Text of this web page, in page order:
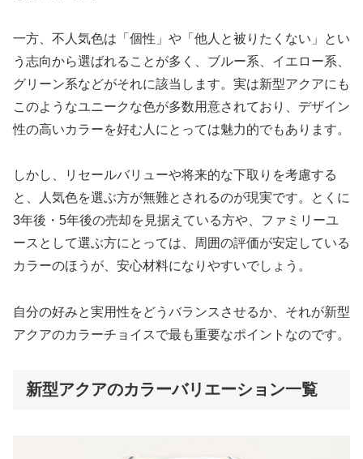
一方、不人気色は「個性」や「他人と被りたくない」とい
う志向から選ばれることが多く、ブルー系、イエロー系、
グリーン系などがそれに該当します。実は新型アクアにも
このようなユニークな色が多数用意されており、デザイン
性の高いカラーを好む人にとっては魅力的でもあります。
しかし、リセールバリューや将来的な下取りを考慮する
と、人気色を選ぶ方が無難とされるのが現実です。とくに
3年後・5年後の売却を見据えている方や、ファミリーユ
ースとして選ぶ方にとっては、周囲の評価が安定している
カラーのほうが、安心材料になりやすいでしょう。
自分の好みと実用性をどうバランスさせるか、それが新型
アクアのカラーチョイスで最も重要なポイントなのです。
新型アクアのカラーバリエーション一覧